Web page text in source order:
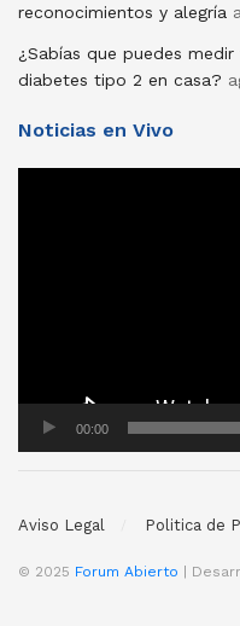
reconocimientos y alegría
¿Sabías que puedes
diabetes tipo 2 en casa?
Noticias en Vivo
00:00
Aviso Legal Politica de
© 2025 Forum Abierto |